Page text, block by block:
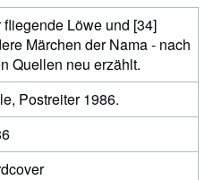
fliegende Löwe und [34]
Märchen der Nama - nach
Quellen neu erzählt.
Postreiter 1986.